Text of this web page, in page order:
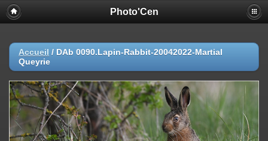
Photo'Cen
Accueil / DAb 0090.Lapin-Rabbit-20042022-Martial
Queyrie